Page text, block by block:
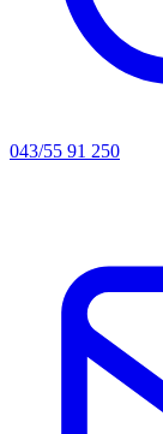
043/55 91 250